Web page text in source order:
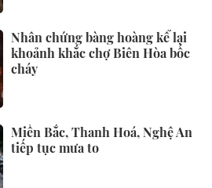
Nhân chứng bàng hoàng kể lại
khoảnh khắc chợ Biên Hòa bốc
cháy
Miền Bắc, Thanh Hoá, Nghệ An
tiếp tục mưa to